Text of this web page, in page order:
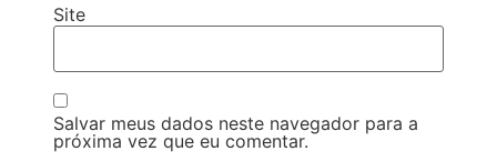
Site
Salvar meus dados neste navegador para a
próxima vez que eu comentar.